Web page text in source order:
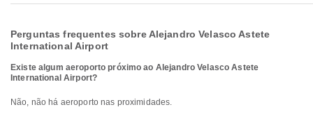
Perguntas frequentes sobre Alejandro Velasco Astete
International Airport
Existe algum aeroporto próximo ao Alejandro Velasco Astete
International Airport?
Não, não há aeroporto nas proximidades.